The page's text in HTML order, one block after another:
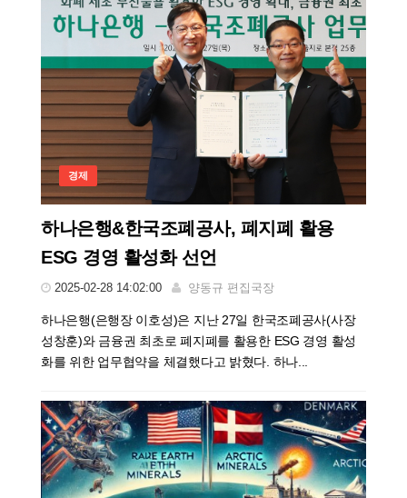
경제
하나은행&한국조폐공사, 폐지폐 활용
ESG 경영 활성화 선언
2025-02-28 14:02:00 양동규 편집국장
하나은행(은행장 이호성)은 지난 27일 한국조폐공사(사장
성창훈)와 금융권 최초로 폐지폐를 활용한 ESG 경영 활성
화를 위한 업무협약을 체결했다고 밝혔다. 하나...